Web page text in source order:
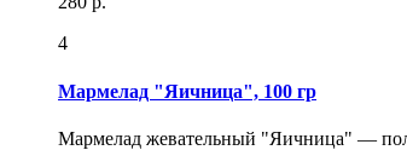
4
Мармелад "Яичница", 100 гр
Мармелад жевательный "Яичница" —